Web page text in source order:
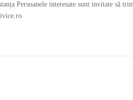
Persoanele interesate sunt invitate să